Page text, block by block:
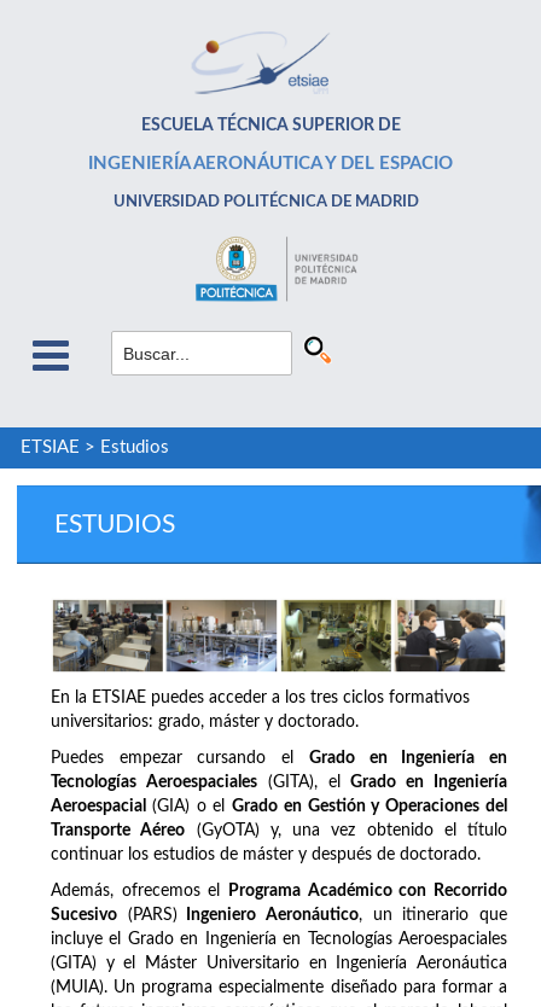
ESCUELA TÉCNICA SUPERIOR DE
INGENIERÍA AERONÁUTICA Y DEL ESPACIO
UNIVERSIDAD POLITÉCNICA DE MADRID
ETSIAE > Estudios
ESTUDIOS
En la ETSIAE puedes acceder a los tres ciclos formativos
universitarios: grado, máster y doctorado.
Puedes empezar cursando el Grado en Ingeniería en
Tecnologías Aeroespaciales(GITA), elGrado en Ingeniería
Aeroespacial (GIA) o elGrado en Gestión y Operaciones del
Transporte Aéreo (GyOTA) y, una vez obtenido el título
continuar los estudios de máster y después de doctorado.
Además, ofrecemos el
Programa Académico con Recorrido
Sucesivo (PARS) Ingeniero Aeronáutico, un itinerario que
incluye el Grado en Ingeniería en Tecnologías Aeroespaciales
(GITA) y el Máster Universitario en Ingeniería Aeronáutica
(MUIA). Un programa especialmente diseñado para formar a